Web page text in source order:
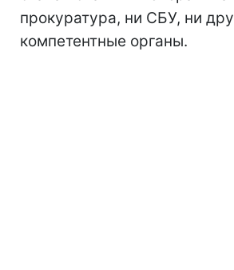
прокуратура, ни СБУ, ни
компетентные органы.